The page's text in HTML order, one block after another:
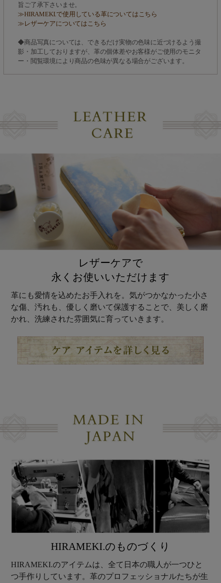
旨ご了承下さいませ。
≫HIRAMEKI.で使用している革についてはこちら
≫レザーケアについてはこちら
◆商品写真については、できるだけ実物の色味に近づけるよう撮
影・加工しておりますが、革の個体差やお客様がご使用のモニタ
ー・閲覧環境により商品の色味が異なる場合がございます。
レザーケアで
永くお使いいただけます
革にも愛情を込めたお手入れを。気がつかなかった小さ
な傷、汚れも、優しく磨いて保護することで、美しく磨
かれ、洗練された雰囲気に育っていきます。
HIRAMEKI.のものづくり
HIRAMEKI.のアイテムは、全て日本の職人が一つひと
つ手作りしています。革のプロフェッショナルたちが生